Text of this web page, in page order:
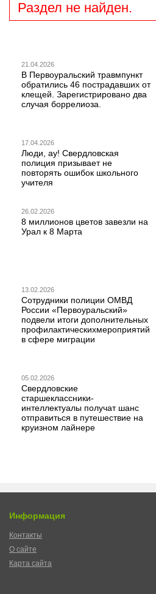
Раздел не найден.
21.04.2026
В Первоуральский травмпункт
обратились 46 пострадавших от
клещей. Зарегистрировано два
случая боррелиоза.
17.04.2026
Люди, ау! Свердловская
полиция призывает не
повторять ошибок школьного
учителя
26.02.2026
8 миллионов цветов завезли на
Урал к 8 Марта
13.02.2026
Сотрудники полиции ОМВД
России «Первоуральский»
подвели итоги дополнительных
профилактическихмероприятий
в сфере миграции
05.02.2026
Свердловские
старшеклассники-
интеллектуалы получат шанс
отправиться в путешествие на
круизном лайнере
Информация
Контакты
О сайте
Карта сайта